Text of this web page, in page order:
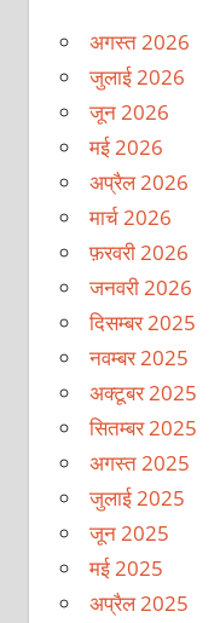
अगस्त 2026
जुलाई 2026
जून 2026
मई 2026
अप्रैल 2026
मार्च 2026
फ़रवरी 2026
जनवरी 2026
दिसम्बर 2025
नवम्बर 2025
अक्टूबर 2025
सितम्बर 2025
अगस्त 2025
जुलाई 2025
जून 2025
मई 2025
अप्रैल 2025